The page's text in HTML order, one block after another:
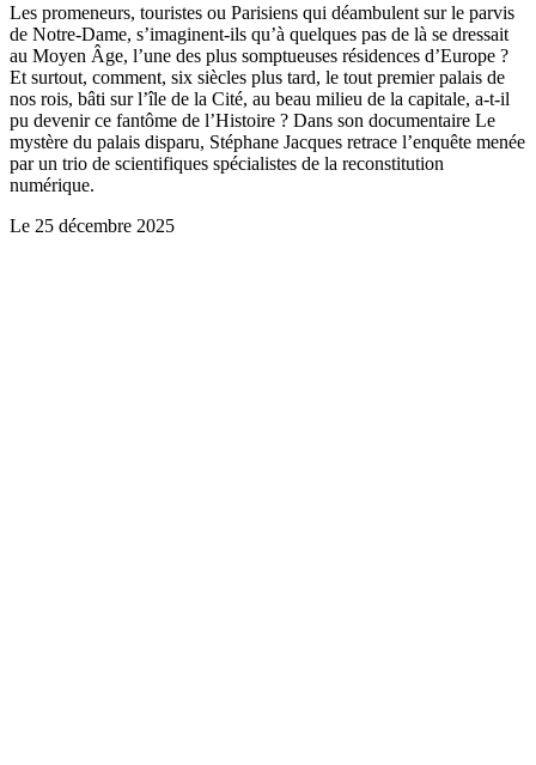
Les promeneurs, touristes ou Parisiens qui déambulent sur le parvis
de Notre-Dame, s’imaginent-ils qu’à quelques pas de là se dressait
au Moyen Âge, l’une des plus somptueuses résidences d’Europe ?
Et surtout, comment, six siècles plus tard, le tout premier palais de
nos rois, bâti sur l’île de la Cité, au beau milieu de la capitale, a-t-il
pu devenir ce fantôme de l’Histoire ? Dans son documentaire Le
mystère du palais disparu, Stéphane Jacques retrace l’enquête menée
par un trio de scientifiques spécialistes de la reconstitution
numérique.
Le 25 décembre 2025